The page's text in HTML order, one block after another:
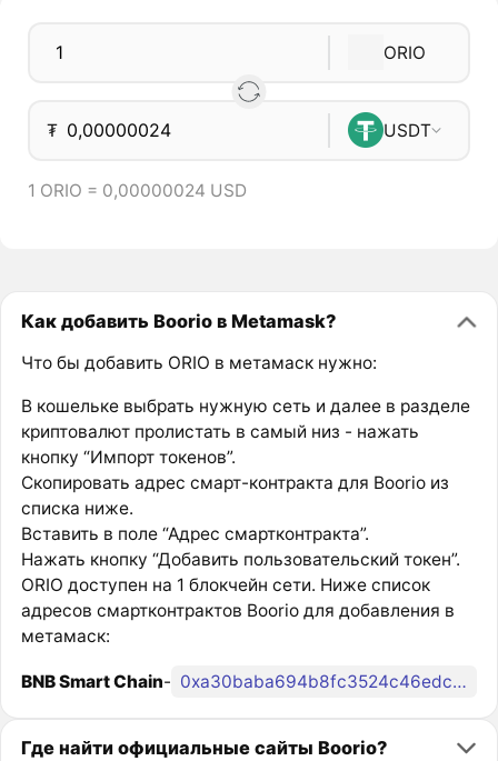
ORIO
₮ USDT
1 ORIO = 0,00000024 USD
Как добавить Boorio в Metamask?
Что бы добавить ORIO в метамаск нужно:
В кошельке выбрать нужную сеть и далее в разделе
криптовалют пролистать в самый низ - нажать
кнопку “Импорт токенов”.
Скопировать адрес смарт-контракта для Boorio из
списка ниже.
Вставить в поле “Адрес смартконтракта”.
Нажать кнопку “Добавить пользовательский токен”.
ORIO доступен на 1 блокчейн сети. Ниже список
адресов смартконтрактов Boorio для добавления в
метамаск:
BNB Smart Chain- 0xa30baba694b8fc3524c46edc5af295f55381dc60
Где найти официальные сайты Boorio?